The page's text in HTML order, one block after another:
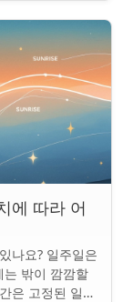
에 따라 어
나요? 일주일은
는 밖이 깜깜할
은 고정된 일정